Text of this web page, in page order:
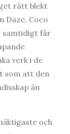
rätt blekt
Daze, Coco
samtidigt får
verk i de
som att den
än
och